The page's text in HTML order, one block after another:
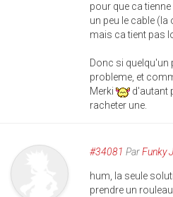
pour que ca
un peu le cable
mais ca tient pas
Donc si quelqu'un
probleme, et
Merki
d'autant
racheter une.
#34081 ParFunky
hum, la seule
prendre un